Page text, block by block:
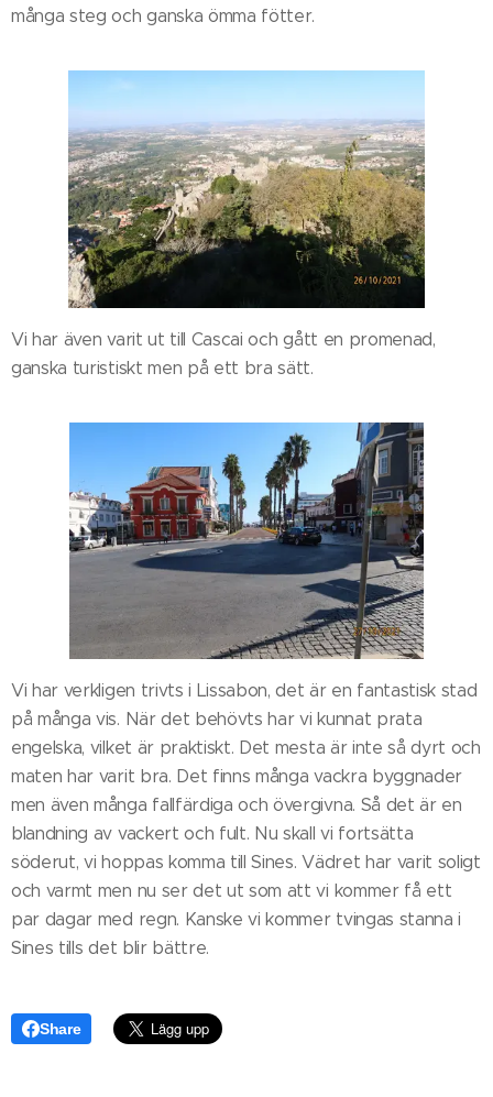
många steg och ganska ömma fötter.
Vi har även varit ut till Cascai och gått en promenad,
ganska turistiskt men på ett bra sätt.
Vi har verkligen trivts i Lissabon, det är en fantastisk stad
på många vis. När det behövts har vi kunnat prata
engelska, vilket är praktiskt. Det mesta är inte så dyrt och
maten har varit bra. Det finns många vackra byggnader
men även många fallfärdiga och övergivna. Så det är en
blandning av vackert och fult. Nu skall vi fortsätta
söderut, vi hoppas komma till Sines. Vädret har varit soligt
och varmt men nu ser det ut som att vi kommer få ett
par dagar med regn. Kanske vi kommer tvingas stanna i
Sines tills det blir bättre.
Share